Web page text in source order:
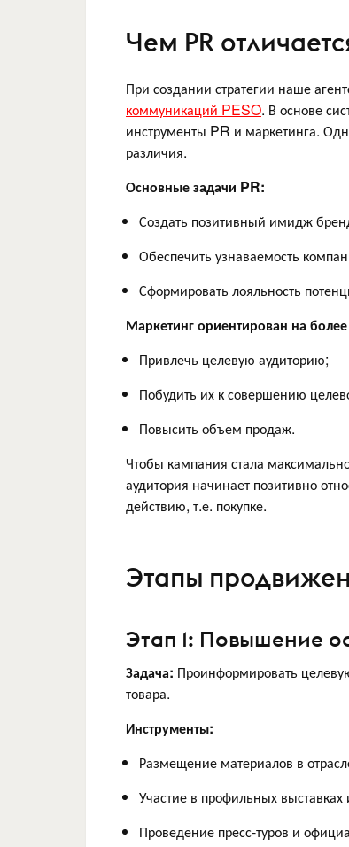
Чем PR
При создании стратегии наше
коммуникаций PESO. В основе
инструменты PR и маркетинга.
различия.
Основные задачи PR:
Создать позитивный имидж
Обеспечить узнаваемость
Сформировать лояльность
Маркетинг ориентирован на
Привлечь целевую аудиторию;
Побудить их к совершению
Повысить объем продаж.
Чтобы кампания стала
аудитория начинает позитивно
действию, т.е. покупке.
Этапы
Этап 1: Повышение
Задача: Проинформировать
товара.
Инструменты:
Размещение материалов в
Участие в профильных выставках
Проведение пресс-туров и